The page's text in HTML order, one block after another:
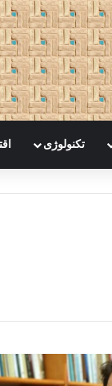
تکنولوژی